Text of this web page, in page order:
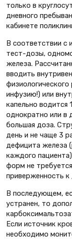
только в
дневного
кабинете
В соответствии с
тест-дозы,
железа.
вводить
инфузию!) или
капельно водится
однократно или в
большая доза.
день и не чаще 3
дефицита железа
каждого
форм не
приверженность
В последующем,
устранен, то
Если источник
необходимо